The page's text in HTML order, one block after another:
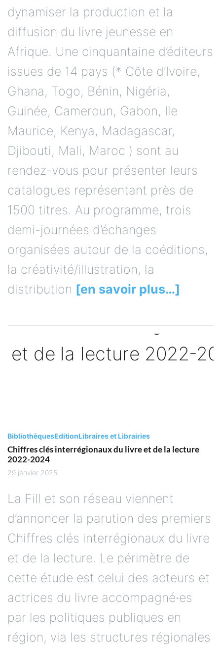
dynamiser la production et la
diffusion du livre jeunesse en
Afrique. Une cinquantaine d’éditeurs
issues de 14 pays (* Côte d’Ivoire,
Ghana, Togo, Bénin, Nigéria,
Guinée, Cameroun, Gabon, Ile
Maurice, Kenya, Madagascar,
Djibouti, Mali, Maroc ) sont au
rendez-vous pour présenter leurs
catalogues représentant près de
1500 titres. Au programme, trois
demi-journées d’échanges
organisées autour de la coéditions,
la créativité/illustration, la
distribution [en savoir plus…]
BibliothèquesEditionLibraires et Librairies
Chiffres clés interrégionaux du livre et de la lecture
2022-2024
29 janvier 2025
La Fill et son réseau viennent
d’annoncer la parution des premiers
Chiffres clés interrégionaux du livre
et de la lecture. Le périmètre de
cette étude est celui des acteurs et
actrices du livre accompagné∙es
par les politiques publiques en
région, via les structures régionales